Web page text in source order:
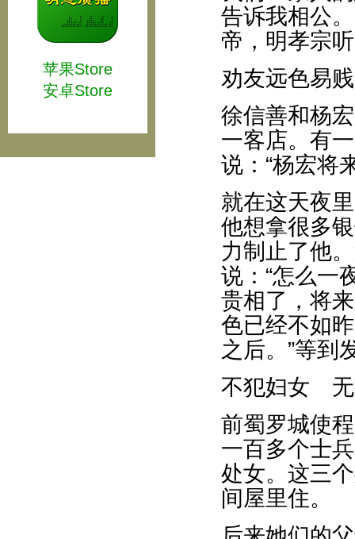
苹果Store
安卓Store
告诉我相公
帝，明孝宗
劝友远色易
徐信善和杨
一客店。有
说：“杨宏将
就在这天夜
他想拿很多
力制止了他
说：“怎么一
贵相了，将
色已经不如
之后。”等到
不犯妇女 无
前蜀罗城使
一百多个士
处女。这三
间屋里住。